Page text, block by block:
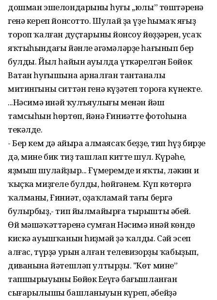
дошман эшелондарының һуңғы ,,юлы” төштәренә
генә кереп йонсотто. Шулай ҙа үҙе һымаҡ яңғыҙ
тороп ҡалған дуҫтарының йонсоу йөҙҙәрен, усаҡ
яҡтыһындағы йәнле әңгәмәләрҙе һағынып бер
булды. Йыл һайын ауылда үткәрелгән Бөйөк
Ватан һуғышына арналған тантаналы
митингыны ситтән генә күҙәтеп тороға күнекте.
...Нәсимә инәй ҡулъяулығы менән йәш
тамсыһын һөртөп, йәнә Ғиниәттең фотоһына
текәлде.
- Бер кем дә айыра алмаясаҡ беҙҙе, тип һүҙ бирҙең
дә, мине бик тиҙ ташлап киттең шул. Күрәһең,
яҙмыш шулайҙыр... Ғүмеремдең иң яҡты, ләкин иң
ҡыҫҡа миҙгеле булдың, һөйгәнем. Күп көтөргә
ҡалманы, Ғиниәт, оҙаҡламай тағы бергә
булырбыҙ,- тип йылмайырға тырышты әбей.
Өй мәшәҡәттәренә сумған Нәсимә инәй көндөң
кискә ауышҡанын һиҙмәй ҙә ҡалды. Сәй эсеп
алғас, түрҙә урын алған телевизорҙы ҡабыҙып,
диванына йәтешләп ултырҙы. "Көт мине”
тапшырыуының Бөйөк Еңеүгә бағышланған
сығарылышы башланыуын күреп, әбейҙә